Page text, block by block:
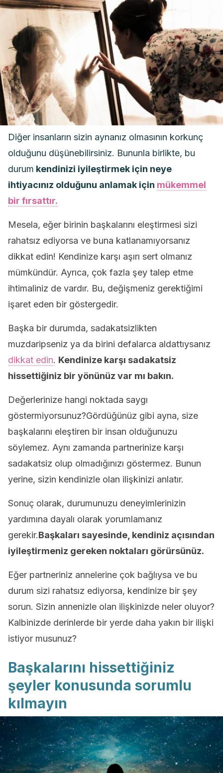
Diğer insanların sizin aynanız olmasının korkunç
olduğunu düşünebilirsiniz. Bununla birlikte, bu
durum kendinizi iyileştirmek için neye
ihtiyacınız olduğunu anlamak için mükemmel
bir fırsattır.
Mesela, eğer birinin başkalarını eleştirmesi sizi
rahatsız ediyorsa ve buna katlanamıyorsanız
dikkat edin! Kendinize karşı aşırı sert olmanız
mümkündür. Ayrıca, çok fazla şey talep etme
ihtimaliniz de vardır. Bu, değişmeniz gerektiğimi
işaret eden bir göstergedir.
Başka bir durumda, sadakatsizlikten
muzdaripseniz ya da birini defalarca aldattıysanız
dikkat edin. Kendinize karşı sadakatsiz
hissettiğiniz bir yönünüz var mı bakın.
Değerlerinize hangi noktada saygı
göstermiyorsunuz?Gördüğünüz gibi ayna, size
başkalarını eleştiren bir insan olduğunuzu
söylemez. Aynı zamanda partnerinize karşı
sadakatsiz olup olmadığınızı göstermez. Bunun
yerine, sizin kendinizle olan ilişkinizi anlatır.
Sonuç olarak, durumunuzu deneyimlerinizin
yardımına dayalı olarak yorumlamanız
gerekir.Başkaları sayesinde, kendiniz açısından
iyileştirmeniz gereken noktaları görürsünüz.
Eğer partneriniz annelerine çok bağlıysa ve bu
durum sizi rahatsız ediyorsa, kendinize bir şey
sorun. Sizin annenizle olan ilişkinizde neler oluyor?
Kalbinizde derinlerde bir yerde daha yakın bir ilişki
istiyor musunuz?
Başkalarını hissettiğiniz
şeyler konusunda sorumlu
kılmayın